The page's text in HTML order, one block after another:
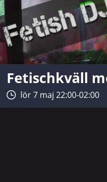
Fetischkväll
lör 7 maj 22:00-02:00